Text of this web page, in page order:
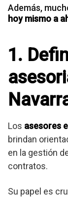
Además,
hoy mismo a
1.
Los asesores
brindan
en la gestión
contratos.
Su papel es